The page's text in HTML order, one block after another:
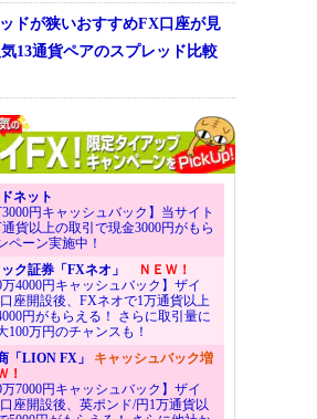
ドが狭いおすすめFX口座が見
13通貨ペアのスプレッド比較
ネット
3000円キャッシュバック】当サイト
貨以上の取引で現金3000円がもら
ペーン実施中！
ク証券「FXネオ」
ＮＥＷ！
万4000円キャッシュバック】ザイ
座開設後、FXネオで1万通貨以上
円がもらえる！ さらに取引量に
100万円のチャンスも！
「LION FX」 キャッシュバック増
万7000円キャッシュバック】ザイ
座開設後、英ポンド/円1万通貨以